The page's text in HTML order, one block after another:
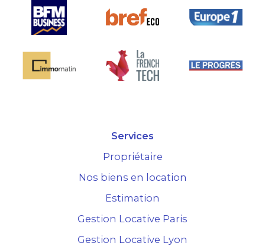
Services
Propriétaire
Nos biens en location
Estimation
Gestion Locative Paris
Gestion Locative Lyon